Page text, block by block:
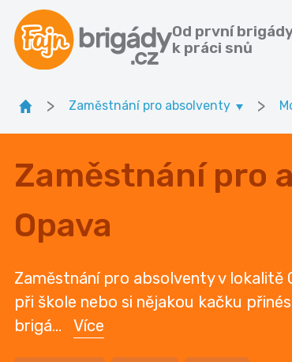
Od první
k práci snů
> Zaměstnání pro absolventy >
Zaměstnání pro
Opava
Zaměstnání pro absolventy v
při škole nebo si nějakou kačku
brigá... Více